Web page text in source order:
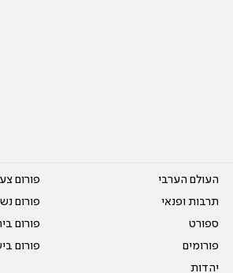
העולם הערבי
תרבות ופנאי
ספורט
פורומים
יהדות
פורום
פורום
פורום
פורום